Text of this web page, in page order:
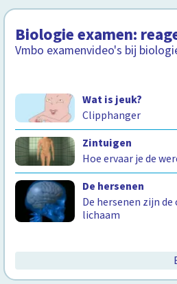
Biologie examen:
Vmbo examenvideo's bij
Wat is jeuk?
Clipphanger
Zintuigen
Hoe ervaar je de
De hersenen
De hersenen zijn
lichaam